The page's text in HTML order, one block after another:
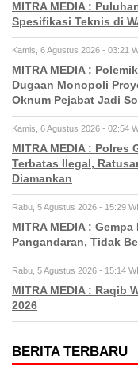
MITRA MEDIA :
Spesifikasi Teknis di
Kamis, 6 Agustus 2026 - 03:21
MITRA MEDIA :
Dugaan Monopoli
Oknum Pejabat Jadi
Kamis, 6 Agustus 2026 - 02:54
MITRA MEDIA : Polres
Terbatas Ilegal,
Diamankan
Rabu, 5 Agustus 2026 - 15:29
MITRA MEDIA :
Pangandaran, Tidak
Rabu, 5 Agustus 2026 - 15:14
MITRA MEDIA : Raqib
2026
BERITA TERBARU